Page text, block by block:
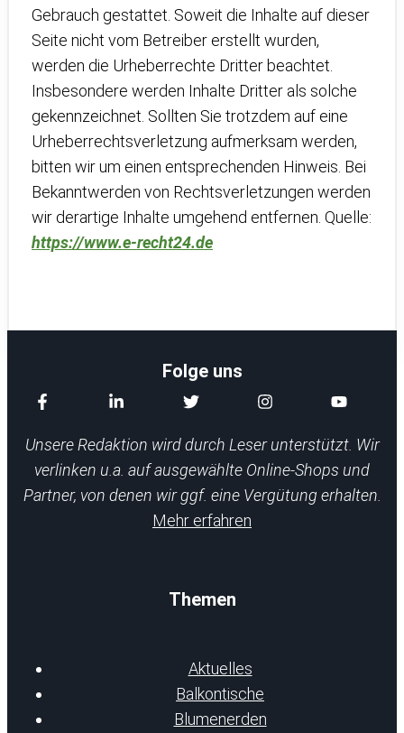
Gebrauch gestattet. Soweit die Inhalte auf dieser
Seite nicht vom Betreiber erstellt wurden,
werden die Urheberrechte Dritter beachtet.
Insbesondere werden Inhalte Dritter als solche
gekennzeichnet. Sollten Sie trotzdem auf eine
Urheberrechtsverletzung aufmerksam werden,
bitten wir um einen entsprechenden Hinweis. Bei
Bekanntwerden von Rechtsverletzungen werden
wir derartige Inhalte umgehend entfernen. Quelle:
https://www.e-recht24.de
Folge uns
Unsere Redaktion wird durch Leser unterstützt. Wir
verlinken u.a. auf ausgewählte Online-Shops und
Partner, von denen wir ggf. eine Vergütung erhalten.
Mehr erfahren
Themen
Aktuelles
Balkontische
Blumenerden